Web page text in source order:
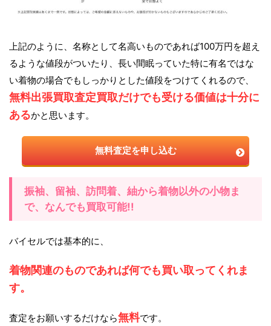
上記のように、名称として名高いものであれば100万円を超え
るような値段がついたり、長い間眠っていた特に有名ではな
い着物の場合でもしっかりとした値段をつけてくれるので、
無料出張買取査定買取だけでも受ける価値は十分に
あるかと思います。
無料査定を申し込む
振袖、留袖、訪問着、紬から着物以外の小物ま
で、なんでも買取可能!!
バイセルでは基本的に、
着物関連のものであれば何でも買い取ってくれま
す。
査定をお願いするだけなら無料です。